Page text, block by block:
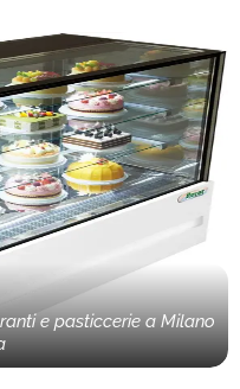
e pasticcerie a Milano